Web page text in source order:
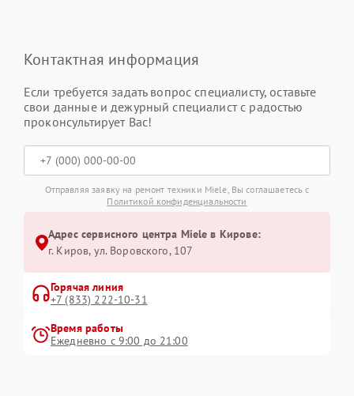
Контактная информация
Если требуется задать вопрос специалисту, оставьте
свои данные и дежурный специалист с радостью
проконсультирует Вас!
Отправляя заявку на ремонт техники Miele, Вы соглашаетесь с
Политикой конфиденциальности
Адрес сервисного центра Miele в Кирове:
г. Киров, ул. Воровского, 107
Горячая линия
+7 (833) 222-10-31
Время работы
Ежедневно с 9:00 до 21:00